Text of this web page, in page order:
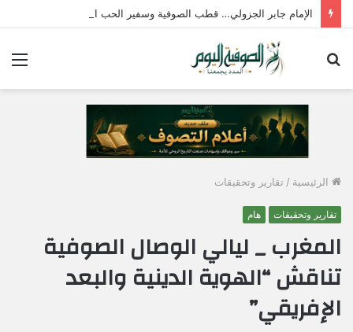
الإمام جابر الجزولي… قطب الصوفية وسفير الحب الإلهي في مصر
الرئيسية / تقارير وتحقيقات
تقارير وتحقيقات هام
المغرب _ ليالي الوصال الصوفية
تناقش “الهوية الدينية والبعد
الإفريقي”